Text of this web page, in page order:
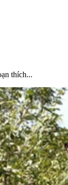
thích...